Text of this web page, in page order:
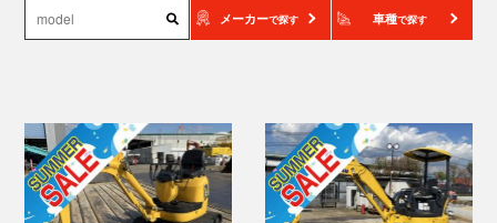
メーカーで探す 車種で探す